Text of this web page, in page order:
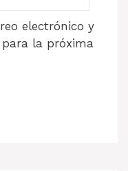
electrónico y
la próxima